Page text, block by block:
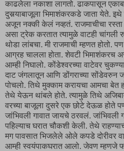
काढलेला नकाशा लागतो. ढाकपासून
दुसर्‍याबाजूला भिमाशंकरकडे जाता येते.
अजून नक्की केलं नव्हतं. राजमाचीचा
असा ट्रेक करतात त्यामुळे वाटही
थोडा लांबचा. मी राजमाची म्हणत होतो.
आग्रह चालला होता. शेवटी भिमाशंकरच
आम्ही निघालो. कोंडेश्वरच्या वाटेवर
दाट जंगलातून आणि डोंगराच्या सोंडेवरुन
पोचलो. तिथे मुक्काम करायचा आमचा बेत
तेथे येऊन थांबले होते. त्यामुळे तिथे अजिबात
वरच्या बाजूला दुसरे एक छोटे देऊळ होते
जांभिवली गावात जायचे ठरवलं.
पहिल्याच घरात चौकशी केली. तेथे
मग पावसात भिजलेले ओले कपडे दोरीवर
आम्ही स्वयंपाकघरात आलो. जेवण म्हणजे